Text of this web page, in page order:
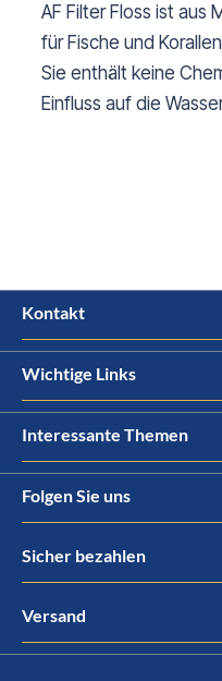
AF Filter Floss ist aus
für Fische und
Sie enthält keine
Einfluss auf die
Kontakt
Wichtige Links
Interessante Themen
Folgen Sie uns
Sicher bezahlen
Versand